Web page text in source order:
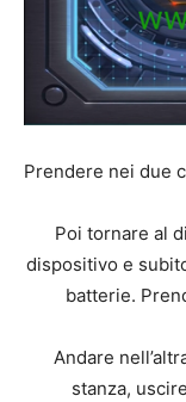
Prendere nei due
Poi tornare al
dispositivo e
batterie.
Andare
stanza,